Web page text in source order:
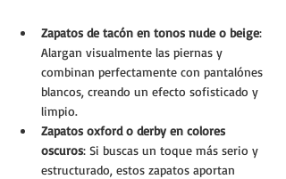
Zapatos de tacón en tonos nude o beige:
Alargan visualmente las piernas y
combinan perfectamente con pantalónes
blancos, creando un efecto sofisticado y
limpio.
Zapatos oxford o derby en colores
oscuros: Si buscas un toque más serio y
estructurado, estos zapatos aportan